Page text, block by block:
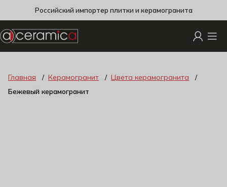
Российский импортер плитки и керамогранита
Главная Керамогранит
Цвета керамогранита
Бежевый керамогранит